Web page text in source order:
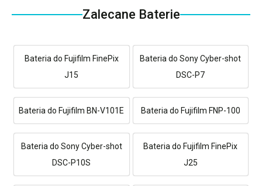
Zalecane Baterie
Bateria do Fujifilm FinePix
J15
Bateria do Sony Cyber-shot
DSC-P7
Bateria do Fujifilm BN-V101E Bateria do Fujifilm FNP-100
Bateria do Sony Cyber-shot
DSC-P10S
Bateria do Fujifilm FinePix
J25